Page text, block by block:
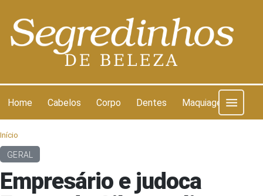
Home Cabelos Corpo Dentes Maquiagem
Início
GERAL
Empresário e judoca